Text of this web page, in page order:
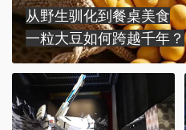
从野生驯化到餐桌美食
一粒大豆如何跨越千年？